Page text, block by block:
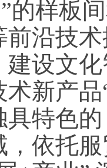
的样板
沿技
设文
新产
特色
依托